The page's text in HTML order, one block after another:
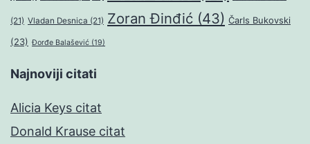
(21) Vladan Desnica (21) Zoran Đinđić (43) Čarls Bukovski
(23) Đorđe Balašević (19)
Najnoviji citati
Alicia Keys citat
Donald Krause citat